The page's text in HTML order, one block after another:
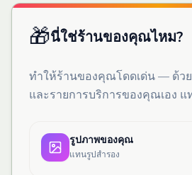
🎁นี่ใช่ร้านของคุณไหม?
ทำให้ร้านของคุณโดดเด่น — ด้ว
และรายการบริการของคุณเอง
รูปภาพของคุณ
แทนรูปสำรอง